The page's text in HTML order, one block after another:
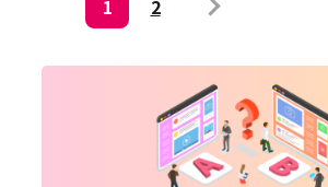
1 2